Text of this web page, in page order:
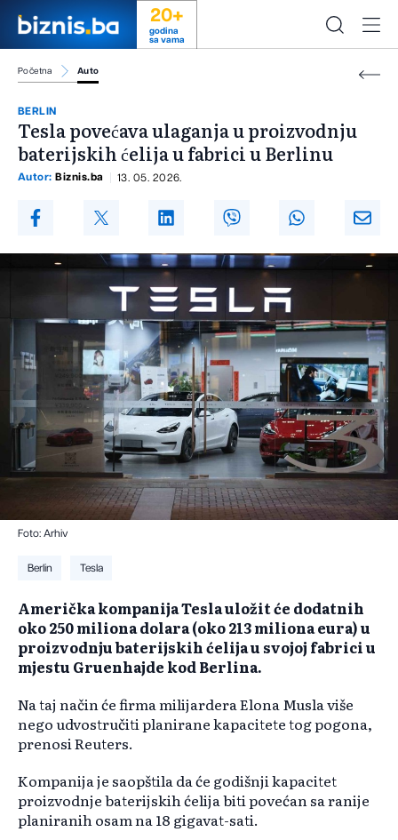
20+
godina
sa vama
Početna Auto
BERLIN
Tesla povećava ulaganja u proizvodnju
baterijskih ćelija u fabrici u Berlinu
Autor: Biznis.ba 13. 05. 2026.
Foto: Arhiv
Berlin Tesla
Američka kompanija Tesla uložit će dodatnih
oko 250 miliona dolara (oko 213 miliona eura) u
proizvodnju baterijskih ćelija u svojoj fabrici u
mjestu Gruenhajde kod Berlina.
Na taj način će firma milijardera Elona Musla više
nego udvostručiti planirane kapacitete tog pogona,
prenosi Reuters.
Kompanija je saopštila da će godišnji kapacitet
proizvodnje baterijskih ćelija biti povećan sa ranije
planiranih osam na 18 gigavat-sati.